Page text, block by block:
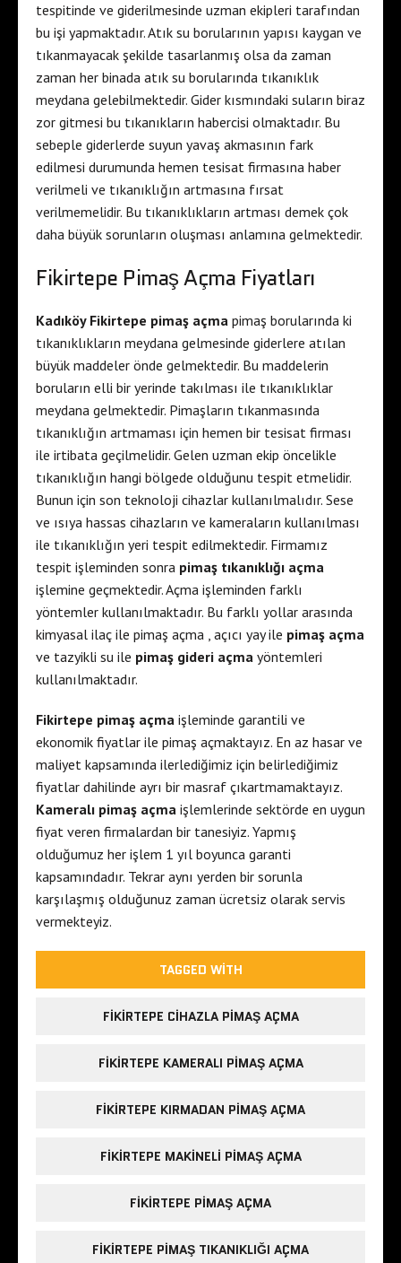
tespitinde ve giderilmesinde uzman ekipleri tarafından
bu işi yapmaktadır. Atık su borularının yapısı kaygan ve
tıkanmayacak şekilde tasarlanmış olsa da zaman
zaman her binada atık su borularında tıkanıklık
meydana gelebilmektedir. Gider kısmındaki suların biraz
zor gitmesi bu tıkanıkların habercisi olmaktadır. Bu
sebeple giderlerde suyun yavaş akmasının fark
edilmesi durumunda hemen tesisat firmasına haber
verilmeli ve tıkanıklığın artmasına fırsat
verilmemelidir. Bu tıkanıklıkların artması demek çok
daha büyük sorunların oluşması anlamına gelmektedir.
Fikirtepe Pimaş Açma Fiyatları
Kadıköy Fikirtepe pimaş açma pimaş borularında ki
tıkanıklıkların meydana gelmesinde giderlere atılan
büyük maddeler önde gelmektedir. Bu maddelerin
boruların elli bir yerinde takılması ile tıkanıklıklar
meydana gelmektedir. Pimaşların tıkanmasında
tıkanıklığın artmaması için hemen bir tesisat firması
ile irtibata geçilmelidir. Gelen uzman ekip öncelikle
tıkanıklığın hangi bölgede olduğunu tespit etmelidir.
Bunun için son teknoloji cihazlar kullanılmalıdır. Sese
ve ısıya hassas cihazların ve kameraların kullanılması
ile tıkanıklığın yeri tespit edilmektedir. Firmamız
tespit işleminden sonra pimaş tıkanıklığı açma
işlemine geçmektedir. Açma işleminden farklı
yöntemler kullanılmaktadır. Bu farklı yollar arasında
kimyasal ilaç ile pimaş açma , açıcı yay ile pimaş açma
ve tazyikli su ile pimaş gideri açma yöntemleri
kullanılmaktadır.
Fikirtepe pimaş açma işleminde garantili ve
ekonomik fiyatlar ile pimaş açmaktayız. En az hasar ve
maliyet kapsamında ilerlediğimiz için belirlediğimiz
fiyatlar dahilinde ayrı bir masraf çıkartmamaktayız.
Kameralı pimaş açma işlemlerinde sektörde en uygun
fiyat veren firmalardan bir tanesiyiz. Yapmış
olduğumuz her işlem 1 yıl boyunca garanti
kapsamındadır. Tekrar aynı yerden bir sorunla
karşılaşmış olduğunuz zaman ücretsiz olarak servis
vermekteyiz.
TAGGED WITH
FIKIRTEPE CIHAZLA PIMAŞ AÇMA
FIKIRTEPE KAMERALI PIMAŞ AÇMA
FIKIRTEPE KIRMADAN PIMAŞ AÇMA
FIKIRTEPE MAKINELI PIMAŞ AÇMA
FIKIRTEPE PIMAŞ AÇMA
FIKIRTEPE PIMAŞ TIKANIKLIĞI AÇMA